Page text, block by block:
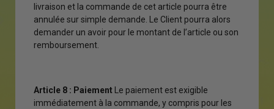
livraison et la commande de cet article pourra être
annulée sur simple demande. Le Client pourra alors
demander un avoir pour le montant de l’article ou son
remboursement.
Article 8 : Paiement Le paiement est exigible
immédiatement à la commande, y compris pour les